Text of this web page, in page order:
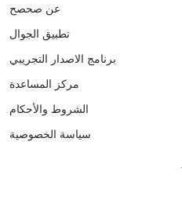
عن صحصح
تطبيق الجوال
برنامج الاصدار التجريبي
مركز المساعدة
الشروط والأحكام
سياسة الخصوصية